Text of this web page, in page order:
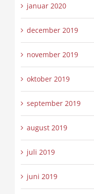
januar 2020
december 2019
november 2019
oktober 2019
september 2019
august 2019
juli 2019
juni 2019